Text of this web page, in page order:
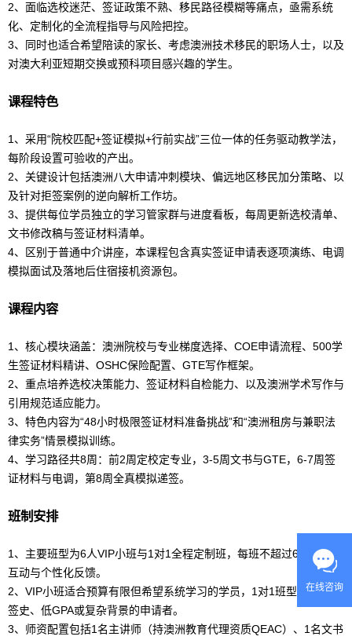
2、面临选校迷茫、签证政策不熟、移民路径模糊等痛点，亟需系统
化、定制化的全流程指导与风险把控。
3、同时也适合希望陪读的家长、考虑澳洲技术移民的职场人士，以及
对澳大利亚短期交换或预科项目感兴趣的学生。
课程特色
1、采用“院校匹配+签证模拟+行前实战”三位一体的任务驱动教学法，
每阶段设置可验收的产出。
2、关键设计包括澳洲八大申请冲刺模块、偏远地区移民加分策略、以
及针对拒签案例的逆向解析工作坊。
3、提供每位学员独立的学习管家群与进度看板，每周更新选校清单、
文书修改稿与签证材料清单。
4、区别于普通中介讲座，本课程包含真实签证申请表逐项演练、电调
模拟面试及落地后住宿接机资源包。
课程内容
1、核心模块涵盖：澳洲院校与专业梯度选择、COE申请流程、500学
生签证材料精讲、OSHC保险配置、GTE写作框架。
2、重点培养选校决策能力、签证材料自检能力、以及澳洲学术写作与
引用规范适应能力。
3、特色内容为“48小时极限签证材料准备挑战”和“澳洲租房与兼职法
律实务”情景模拟训练。
4、学习路径共8周：前2周定校定专业，3-5周文书与GTE，6-7周签
证材料与电调，第8周全真模拟递签。
班制安排
1、主要班型为6人VIP小班与1对1全程定制班，每班不超过6人以保障
互动与个性化反馈。
2、VIP小班适合预算有限但希望系统学习的学员，1对1班型适合有拒
签史、低GPA或复杂背景的申请者。
3、师资配置包括1名主讲师（持澳洲教育代理资质QEAC）、1名文书
在线咨询